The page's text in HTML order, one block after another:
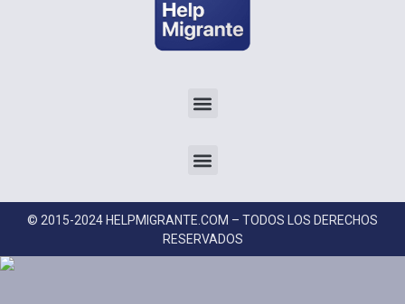
© 2015-2024 HELPMIGRANTE.COM – TODOS LOS DERECHOS
RESERVADOS